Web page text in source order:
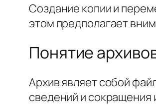
Создание копии и
этом предполагает
Понятие
Архив являет собой
сведений и сокращения